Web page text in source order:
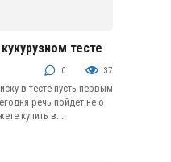
изделий
тесте
0 37
в тесте пусть первым
речь пойдет не о
купить в...